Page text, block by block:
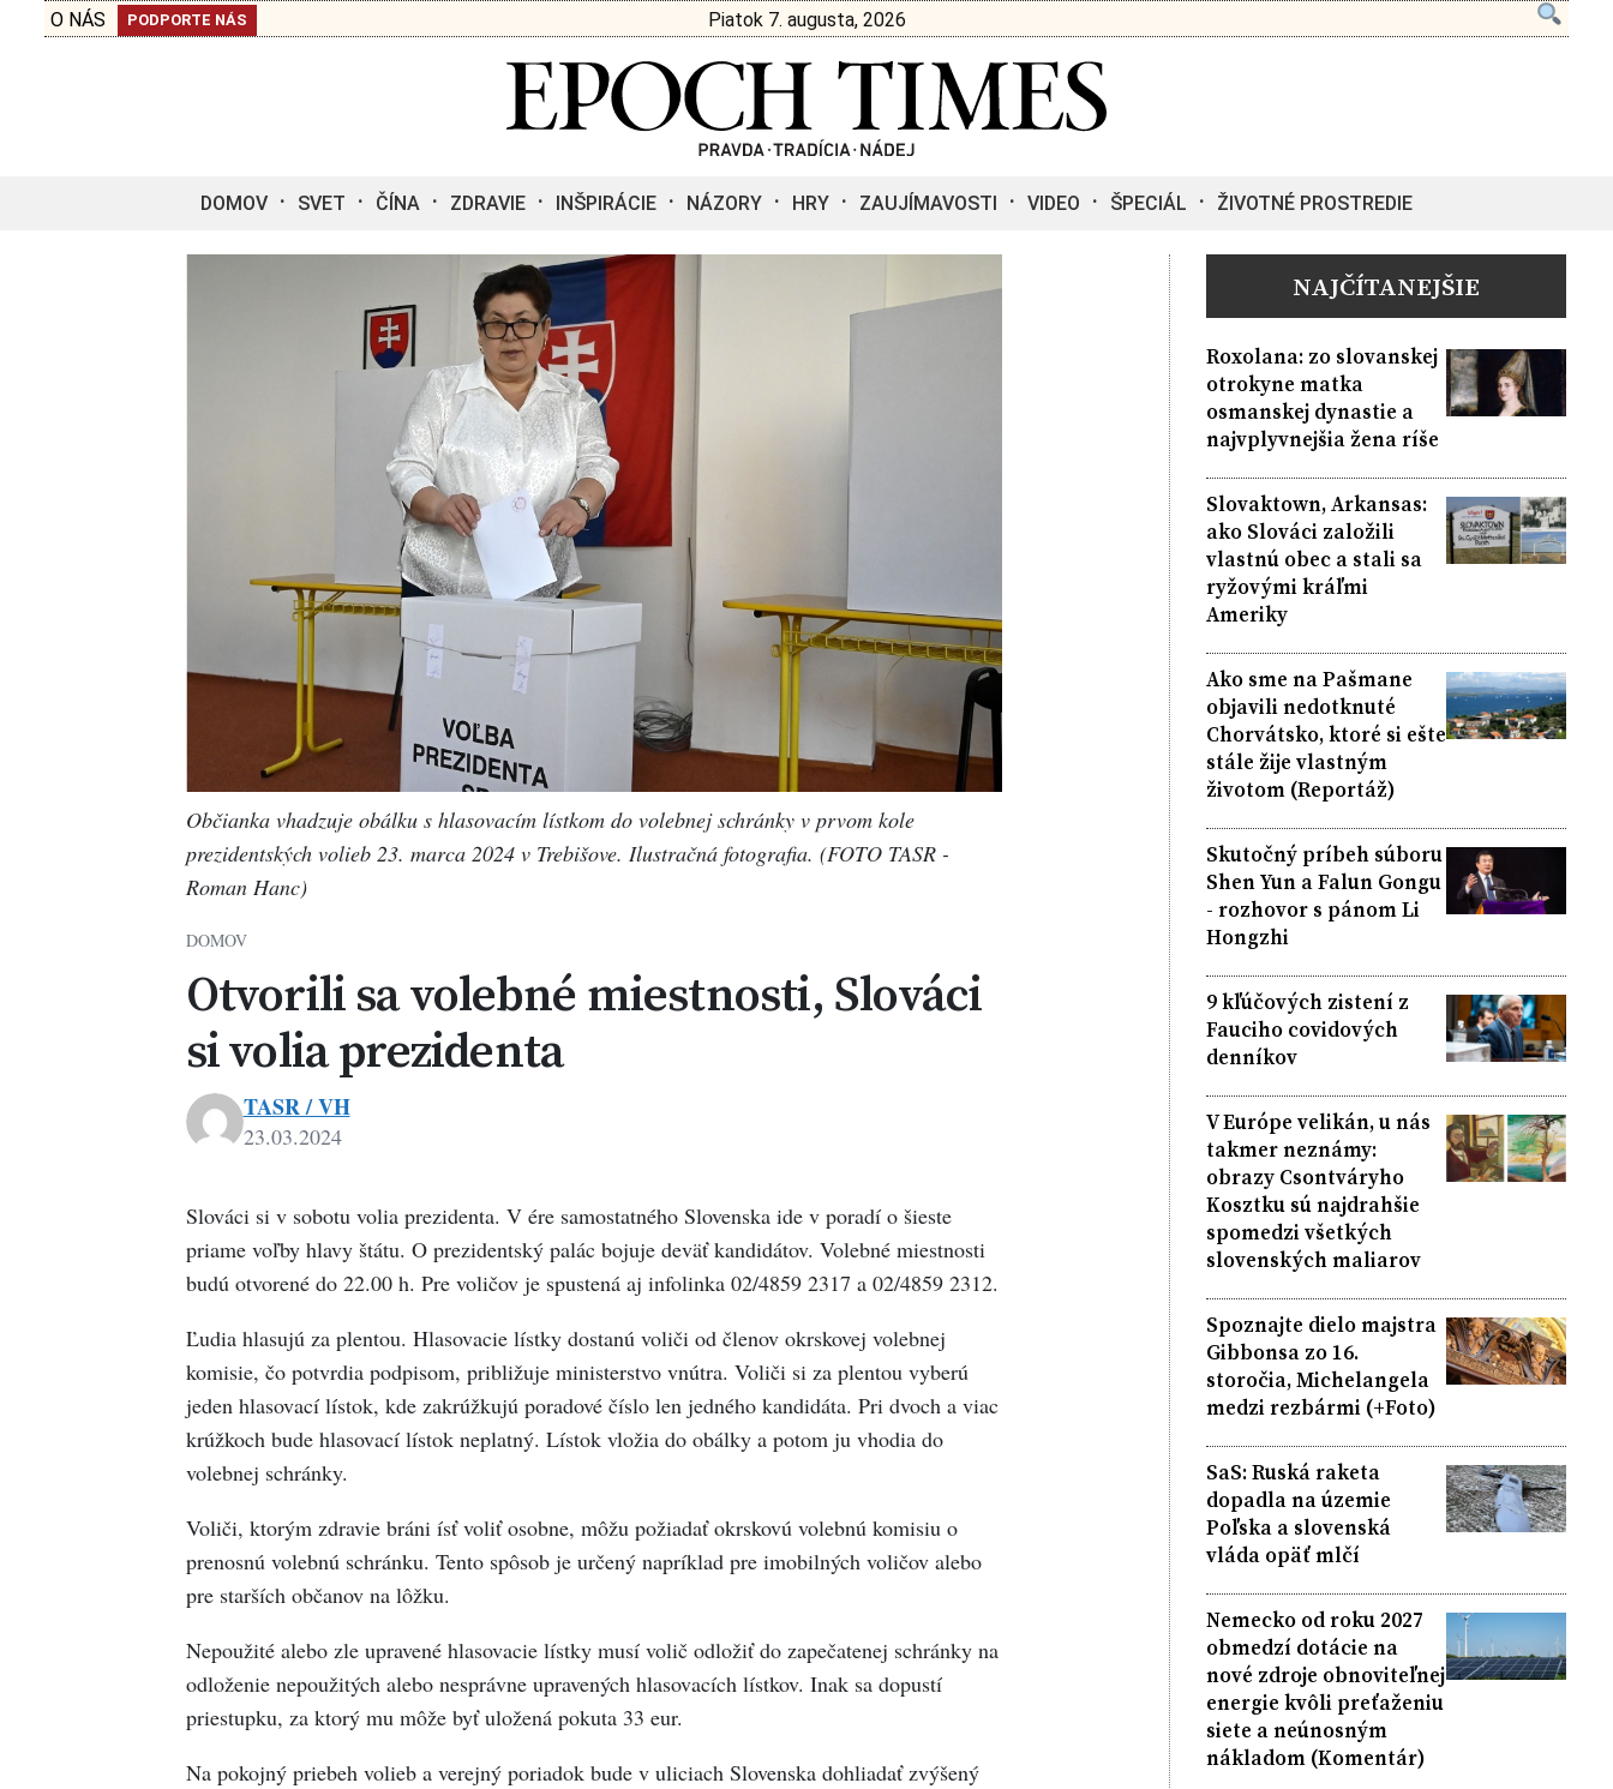
O NÁS PODPORTE NÁS Piatok 7. augusta, 2026
DOMOV SVET ČÍNA ZDRAVIE INŠPIRÁCIE NÁZORY HRY ZAUJÍMAVOSTI VIDEO ŠPECIÁL ŽIVOTNÉ PROSTREDIE
Občianka vhadzuje obálku s hlasovacím lístkom do volebnej schránky v prvom kole
prezidentských volieb 23. marca 2024 v Trebišove. Ilustračná fotografia. (FOTO TASR -
Roman Hanc)
DOMOV
Otvorili sa volebné miestnosti, Slováci
si volia prezidenta
TASR / VH
23.03.2024
Slováci si v sobotu volia prezidenta. V ére samostatného Slovenska ide v poradí o šieste
priame voľby hlavy štátu. O prezidentský palác bojuje deväť kandidátov. Volebné miestnosti
budú otvorené do 22.00 h. Pre voličov je spustená aj infolinka 02/4859 2317 a 02/4859 2312.
Ľudia hlasujú za plentou. Hlasovacie lístky dostanú voliči od členov okrskovej volebnej
komisie, čo potvrdia podpisom, približuje ministerstvo vnútra. Voliči si za plentou vyberú
jeden hlasovací lístok, kde zakrúžkujú poradové číslo len jedného kandidáta. Pri dvoch a viac
krúžkoch bude hlasovací lístok neplatný. Lístok vložia do obálky a potom ju vhodia do
volebnej schránky.
Voliči, ktorým zdravie bráni ísť voliť osobne, môžu požiadať okrskovú volebnú komisiu o
prenosnú volebnú schránku. Tento spôsob je určený napríklad pre imobilných voličov alebo
pre starších občanov na lôžku.
Nepoužité alebo zle upravené hlasovacie lístky musí volič odložiť do zapečatenej schránky na
odloženie nepoužitých alebo nesprávne upravených hlasovacích lístkov. Inak sa dopustí
priestupku, za ktorý mu môže byť uložená pokuta 33 eur.
Na pokojný priebeh volieb a verejný poriadok bude v uliciach Slovenska dohliadať zvýšený
NAJČÍTANEJŠIE
Roxolana: zo slovanskej
otrokyne matka
osmanskej dynastie a
najvplyvnejšia žena ríše
Slovaktown, Arkansas:
ako Slováci založili
vlastnú obec a stali sa
ryžovými kráľmi
Ameriky
Ako sme na Pašmane
objavili nedotknuté
Chorvátsko, ktoré si ešte
stále žije vlastným
životom (Reportáž)
Skutočný príbeh súboru
Shen Yun a Falun Gongu
- rozhovor s pánom Li
Hongzhi
9 kľúčových zistení z
Fauciho covidových
denníkov
V Európe velikán, u nás
takmer neznámy:
obrazy Csontváryho
Kosztku sú najdrahšie
spomedzi všetkých
slovenských maliarov
Spoznajte dielo majstra
Gibbonsa zo 16.
storočia, Michelangela
medzi rezbármi (+Foto)
SaS: Ruská raketa
dopadla na územie
Poľska a slovenská
vláda opäť mlčí
Nemecko od roku 2027
obmedzí dotácie na
nové zdroje obnoviteľnej
energie kvôli preťaženiu
siete a neúnosným
nákladom (Komentár)